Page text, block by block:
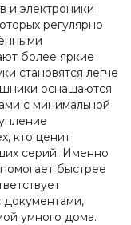
и электроники
регулярно
более яркие
становятся легче
оснащаются
с минимальной
кто ценит
серий. Именно
быстрее
документами,
умного дома.